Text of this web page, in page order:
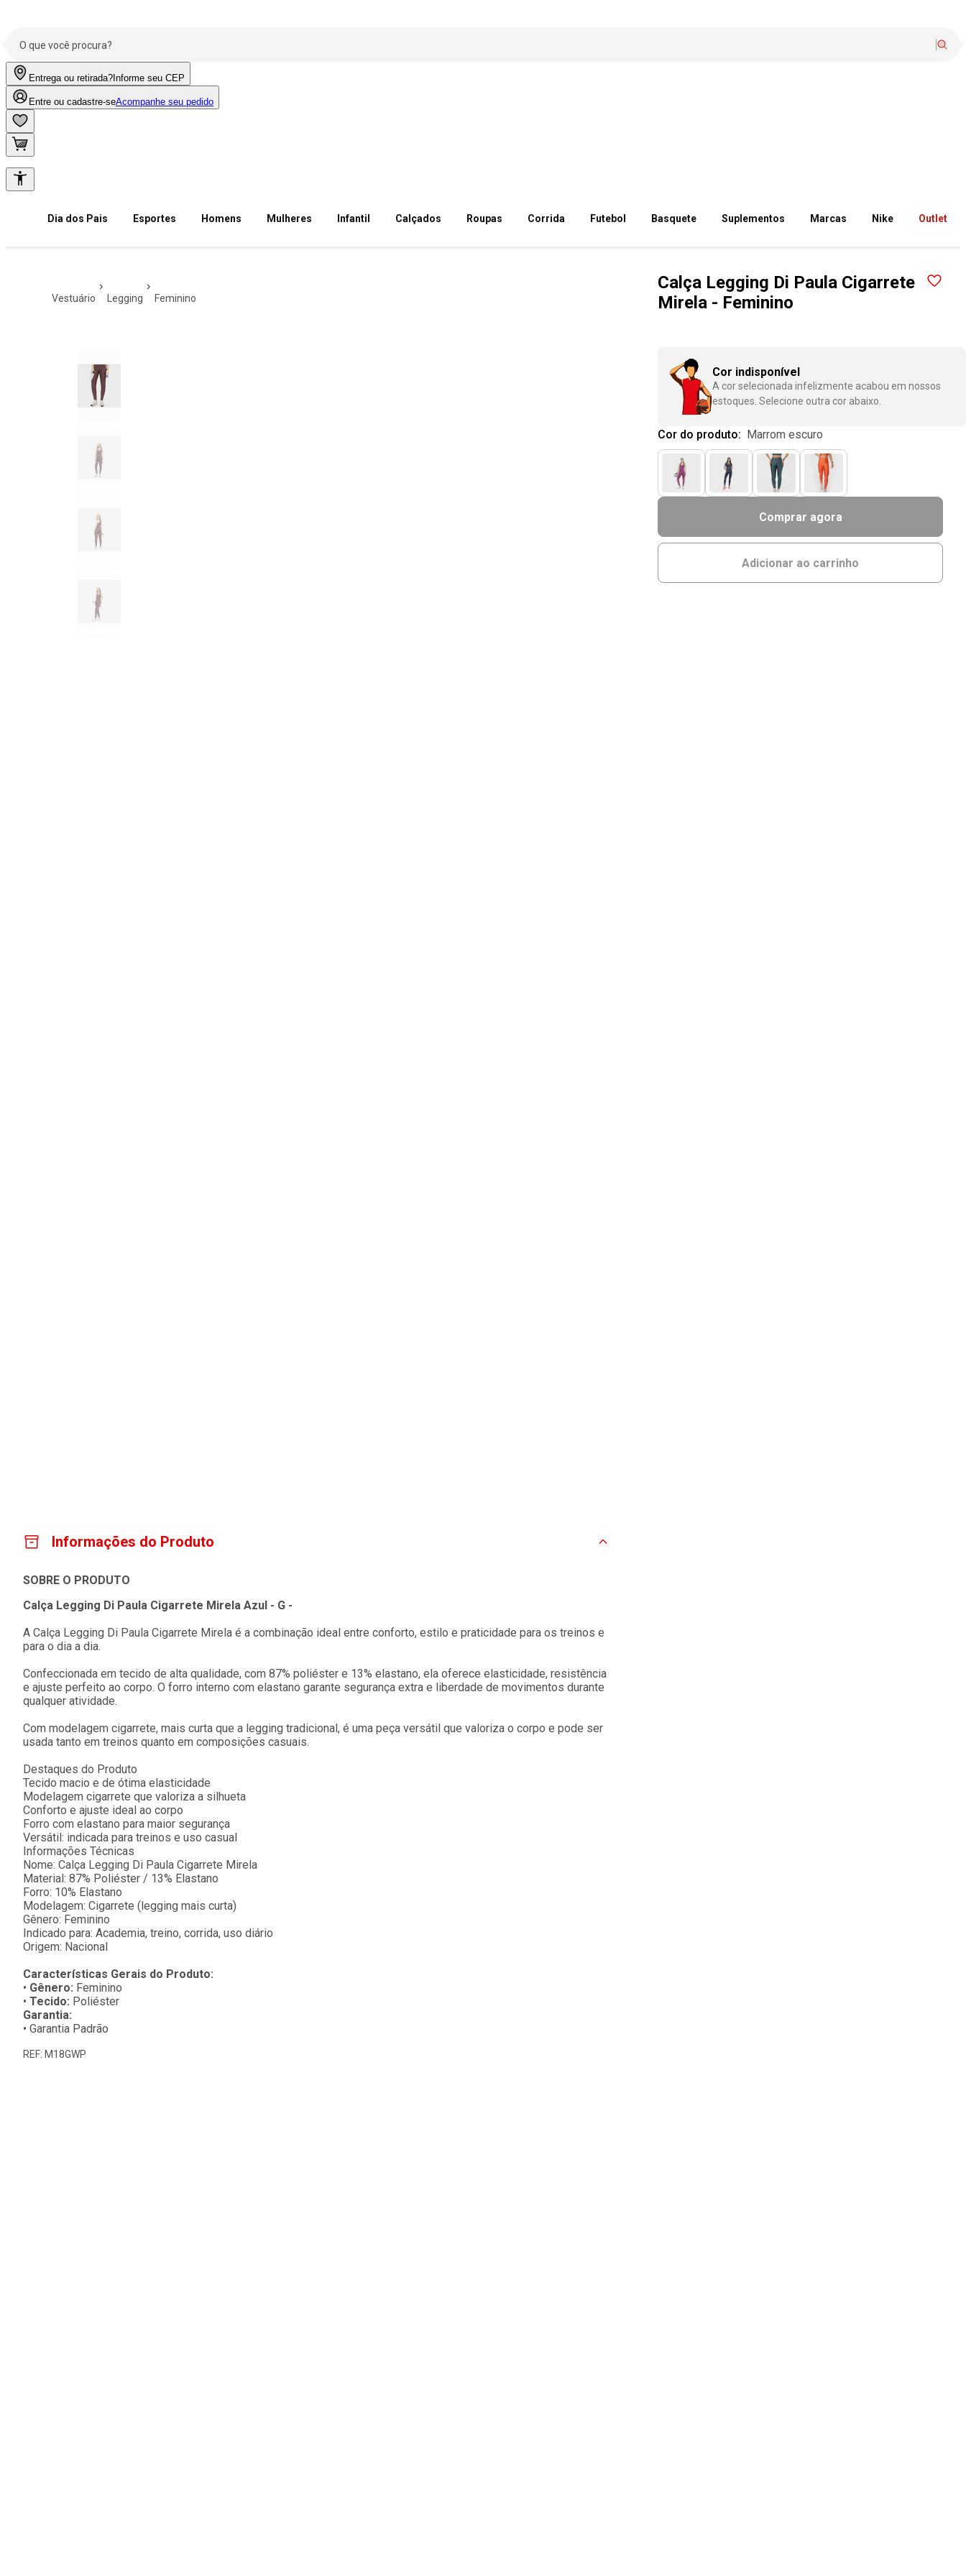
Entrega ou retirada? Informe seu CEP
Entre ou cadastre-seAcompanhe seu pedido
Dia dos Pais Esportes Homens Mulheres Infantil Calçados Roupas Corrida Futebol Basquete Suplementos Marcas Nike Outlet
vestuário legging feminino
Calça Legging Di Paula Cigarrete
Mirela - Feminino
Cor indisponível
A cor selecionada infelizmente acabou em nossos
estoques. Selecione outra cor abaixo.
Cor do produto: marrom escuro
Comprar agora
Adicionar ao carrinho
Informações do Produto
SOBRE O PRODUTO
Calça Legging Di Paula Cigarrete Mirela Azul - G -
A Calça Legging Di Paula Cigarrete Mirela é a combinação ideal entre conforto, estilo e praticidade para os treinos e
para o dia a dia.
Confeccionada em tecido de alta qualidade, com 87% poliéster e 13% elastano, ela oferece elasticidade, resistência
e ajuste perfeito ao corpo. O forro interno com elastano garante segurança extra e liberdade de movimentos durante
qualquer atividade.
Com modelagem cigarrete, mais curta que a legging tradicional, é uma peça versátil que valoriza o corpo e pode ser
usada tanto em treinos quanto em composições casuais.
Destaques do Produto
Tecido macio e de ótima elasticidade
Modelagem cigarrete que valoriza a silhueta
Conforto e ajuste ideal ao corpo
Forro com elastano para maior segurança
Versátil: indicada para treinos e uso casual
Informações Técnicas
Nome: Calça Legging Di Paula Cigarrete Mirela
Material: 87% Poliéster / 13% Elastano
Forro: 10% Elastano
Modelagem: Cigarrete (legging mais curta)
Gênero: Feminino
Indicado para: Academia, treino, corrida, uso diário
Origem: Nacional
Características Gerais do Produto:
• Gênero: Feminino
• Tecido: Poliéster
Garantia:
• Garantia Padrão
REF: M18GWP